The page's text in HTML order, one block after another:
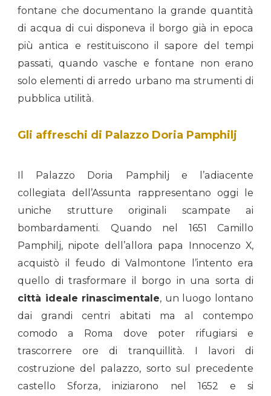
fontane che documentano la grande quantità
di acqua di cui disponeva il borgo già in epoca
più antica e restituiscono il sapore del tempi
passati, quando vasche e fontane non erano
solo elementi di arredo urbano ma strumenti di
pubblica utilità.
Gli affreschi di Palazzo Doria Pamphilj
Il Palazzo Doria Pamphilj e l’adiacente
collegiata dell’Assunta rappresentano oggi le
uniche strutture originali scampate ai
bombardamenti. Quando nel 1651 Camillo
Pamphilj, nipote dell’allora papa Innocenzo X,
acquistò il feudo di Valmontone l’intento era
quello di trasformare il borgo in una sorta di
città ideale rinascimentale, un luogo lontano
dai grandi centri abitati ma al contempo
comodo a Roma dove poter rifugiarsi e
trascorrere ore di tranquillità. I lavori di
costruzione del palazzo, sorto sul precedente
castello Sforza, iniziarono nel 1652 e si